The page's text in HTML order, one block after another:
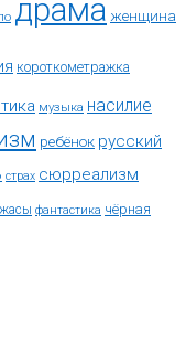
драма женщина
короткометражка
музыка насилие
ребёнок русский
страх сюрреализм
фантастика чёрная